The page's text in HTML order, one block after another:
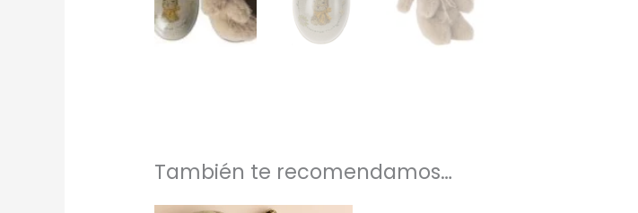
También te recomendamos…